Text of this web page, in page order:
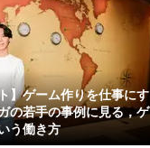
】ゲーム作りを仕事にす
の若手の事例に見る，ゲ
う働き方